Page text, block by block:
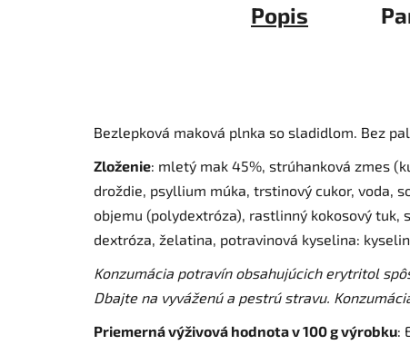
Popis
Bezlepková maková plnka so sladidlom. Bez
Zloženie: mletý mak 45%, strúhanková zmes
droždie, psyllium múka, trstinový cukor, voda,
objemu (polydextróza), rastlinný kokosový tuk,
dextróza, želatina, potravinová kyselina:
Konzumácia potravín obsahujúcich erytritol
Dbajte na vyváženú a pestrú stravu.
Priemerná výživová hodnota v 100 g výrobku: